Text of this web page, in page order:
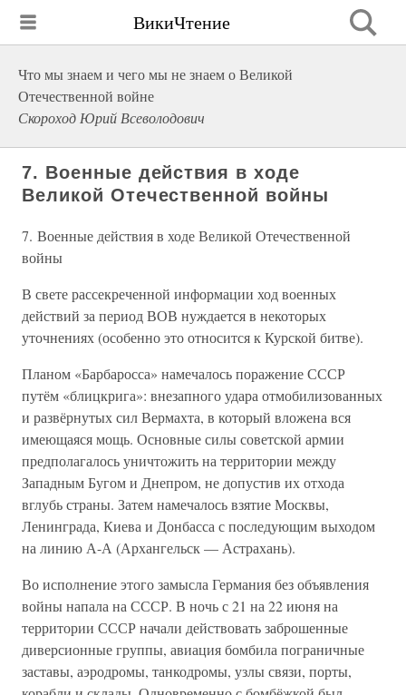
ВикиЧтение
Что мы знаем и чего мы не знаем о Великой
Отечественной войне
Скороход Юрий Всеволодович
7. Военные действия в ходе
Великой Отечественной войны
7. Военные действия в ходе Великой Отечественной
войны
В свете рассекреченной информации ход военных
действий за период ВОВ нуждается в некоторых
уточнениях (особенно это относится к Курской битве).
Планом «Барбаросса» намечалось поражение СССР
путём «блицкрига»: внезапного удара отмобилизованных
и развёрнутых сил Вермахта, в который вложена вся
имеющаяся мощь. Основные силы советской армии
предполагалось уничтожить на территории между
Западным Бугом и Днепром, не допустив их отхода
вглубь страны. Затем намечалось взятие Москвы,
Ленинграда, Киева и Донбасса с последующим выходом
на линию А-А (Архангельск — Астрахань).
Во исполнение этого замысла Германия без объявления
войны напала на СССР. В ночь с 21 на 22 июня на
территории СССР начали действовать заброшенные
диверсионные группы, авиация бомбила пограничные
заставы, аэродромы, танкодромы, узлы связи, порты,